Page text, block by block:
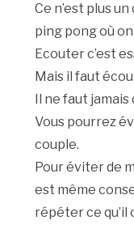
Ce n’est plus
ping pong où
Ecouter c’est
Mais il faut
Il ne faut
Vous pourrez
couple.
Pour éviter de
est même
répéter ce qu’il